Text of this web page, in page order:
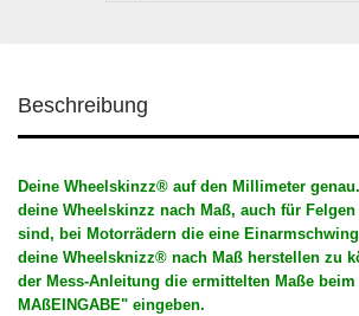
Beschreibung
Deine Wheelskinzz® auf den Millimeter
deine Wheelskinzz nach Maß, auch für
sind, bei Motorrädern die eine
deine Wheelsknizz® nach Maß herstellen zu
der Mess-Anleitung die ermittelten Maße
MAßEINGABE" eingeben.